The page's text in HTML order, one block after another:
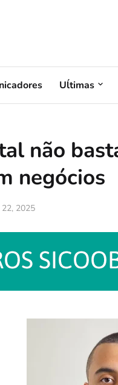
Uĺtimas
não
negócios
2025